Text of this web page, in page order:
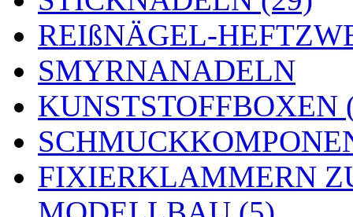
REIßNÄGEL-
SMYRNANADELN
KUNSTSTOFFBOXEN
FIXIERKLAMMERN